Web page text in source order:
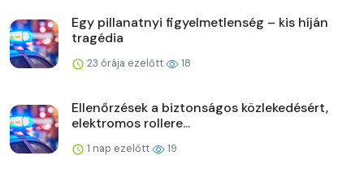
Egy pillanatnyi figyelmetlenség – kis híján
tragédia
23 órája ezelőtt 18
Ellenőrzések a biztonságos közlekedésért,
elektromos rollere...
1 nap ezelőtt 19